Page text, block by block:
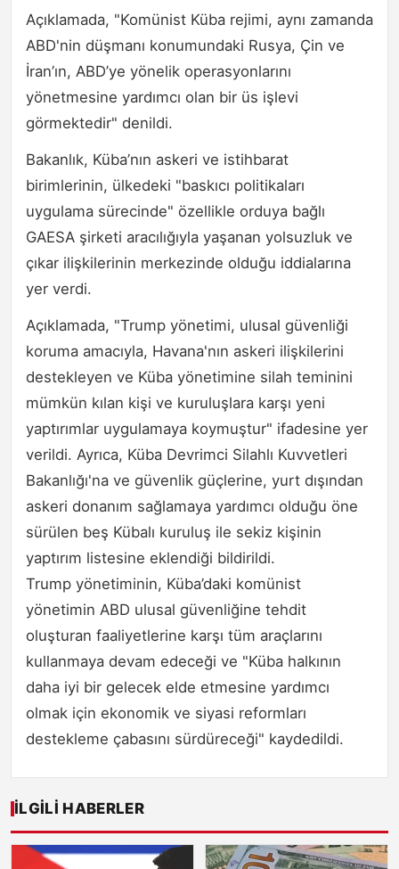
Açıklamada, "Komünist Küba rejimi, aynı zamanda
ABD'nin düşmanı konumundaki Rusya, Çin ve
İran’ın, ABD’ye yönelik operasyonlarını
yönetmesine yardımcı olan bir üs işlevi
görmektedir" denildi.
Bakanlık, Küba’nın askeri ve istihbarat
birimlerinin, ülkedeki "baskıcı politikaları
uygulama sürecinde" özellikle orduya bağlı
GAESA şirketi aracılığıyla yaşanan yolsuzluk ve
çıkar ilişkilerinin merkezinde olduğu iddialarına
yer verdi.
Açıklamada, "Trump yönetimi, ulusal güvenliği
koruma amacıyla, Havana'nın askeri ilişkilerini
destekleyen ve Küba yönetimine silah teminini
mümkün kılan kişi ve kuruluşlara karşı yeni
yaptırımlar uygulamaya koymuştur" ifadesine yer
verildi. Ayrıca, Küba Devrimci Silahlı Kuvvetleri
Bakanlığı'na ve güvenlik güçlerine, yurt dışından
askeri donanım sağlamaya yardımcı olduğu öne
sürülen beş Kübalı kuruluş ile sekiz kişinin
yaptırım listesine eklendiği bildirildi.
Trump yönetiminin, Küba’daki komünist
yönetimin ABD ulusal güvenliğine tehdit
oluşturan faaliyetlerine karşı tüm araçlarını
kullanmaya devam edeceği ve "Küba halkının
daha iyi bir gelecek elde etmesine yardımcı
olmak için ekonomik ve siyasi reformları
destekleme çabasını sürdüreceği" kaydedildi.
İLGILI HABERLER